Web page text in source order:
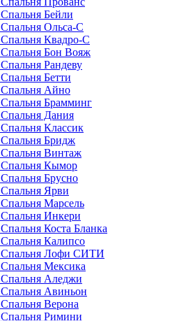
Спальня Бейли
Спальня Ольса-С
Спальня Квадро-С
Спальня Бон Вояж
Спальня Рандеву
Спальня Бетти
Спальня Айно
Спальня Брамминг
Спальня Дания
Спальня Классик
Спальня Бридж
Спальня Винтаж
Спальня Кымор
Спальня Брусно
Спальня Ярви
Спальня Марсель
Спальня Инкери
Спальня Коста Бланка
Спальня Калипсо
Спальня Лофи СИТИ
Спальня Мексика
Спальня Аледжи
Спальня Авиньон
Спальня Верона
Спальня Римини